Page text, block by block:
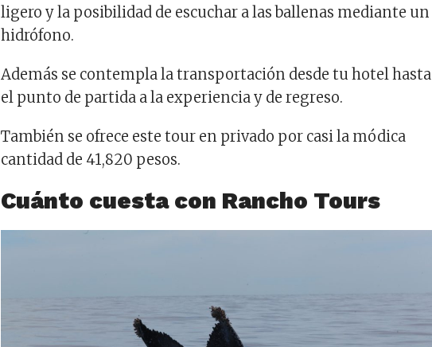
ligero y la posibilidad de escuchar a las ballenas mediante un
hidrófono.
Además se contempla la transportación desde tu hotel hasta
el punto de partida a la experiencia y de regreso.
También se ofrece este tour en privado por casi la módica
cantidad de 41,820 pesos.
Cuánto cuesta con Rancho Tours